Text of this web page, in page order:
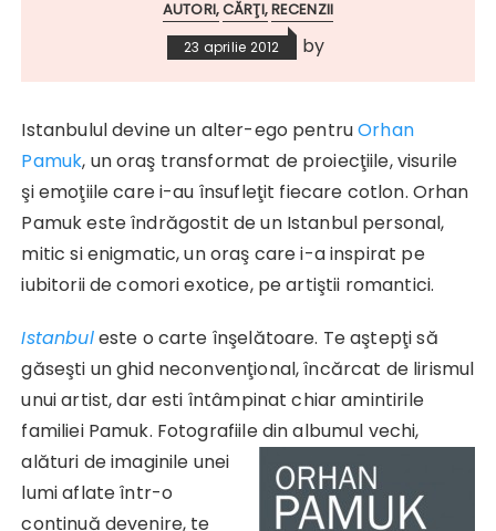
AUTORI CĂRŢI RECENZII
23 aprilie 2012 by
Istanbulul devine un alter-ego pentruOrhan
Pamuk, un oraş transformat de proiecţiile, visurile
şi emoţiile care i-au însufleţit fiecare cotlon. Orhan
Pamuk este îndrăgostit de un Istanbul personal,
mitic si enigmatic, un oraş care i-a inspirat pe
iubitorii de comori exotice, pe artiştii romantici.
Istanbuleste o carte înşelătoare. Te aştepţi să
găseşti un ghid neconvenţional, încărcat de lirismul
unui artist, dar esti întâmpinat chiar amintirile
familiei Pamuk. Fotografiile dinalbumul vechi,
alături de imaginile unei
lumi aflate într-o
continuă devenire, te